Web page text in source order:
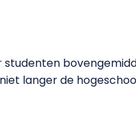
langer de